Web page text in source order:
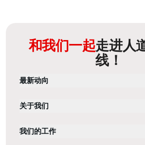
和我们一起走进人
线！
最新动向
关于我们
我们的工作